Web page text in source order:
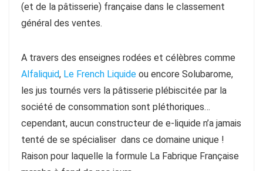
(et de la pâtisserie) française dans le classement
général des ventes.
A travers des enseignes rodées et célèbres comme
Alfaliquid, Le French Liquide ou encore Solubarome,
les jus tournés vers la pâtisserie plébiscitée par la
société de consommation sont pléthoriques…
cependant, aucun constructeur de e-liquide n’a jamais
tenté de se spécialiser dans ce domaine unique !
Raison pour laquelle la formule La Fabrique Française